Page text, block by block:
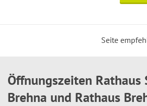
Seite
Öffnungszeiten Rathaus
Brehna und Rathaus